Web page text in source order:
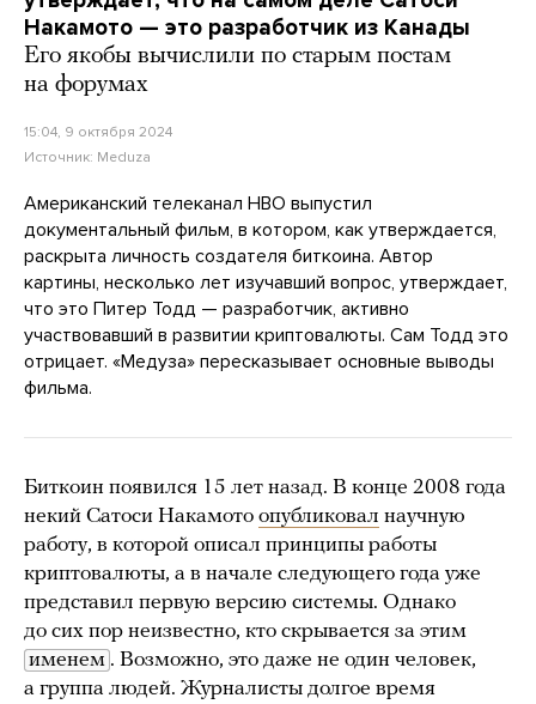
Накамото — это разработчик из Канады
Его якобы вычислили по старым постам
на форумах
15:04, 9 октября 2024
Источник: Meduza
Американский телеканал HBO выпустил
документальный фильм, в котором, как утверждается,
раскрыта личность создателя биткоина. Автор
картины, несколько лет изучавший вопрос, утверждает,
что это Питер Тодд — разработчик, активно
участвовавший в развитии криптовалюты. Сам Тодд это
отрицает. «Медуза» пересказывает основные выводы
фильма.
Биткоин появился 15 лет назад. В конце 2008 года
некий Сатоси Накамото опубликовал научную
работу, в которой описал принципы работы
криптовалюты, а в начале следующего года уже
представил первую версию системы. Однако
до сих пор неизвестно, кто скрывается за этим
именем . Возможно, это даже не один человек,
а группа людей. Журналисты долгое время